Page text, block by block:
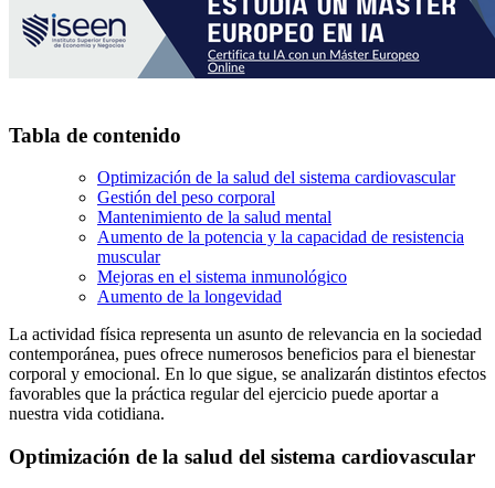
Tabla de contenido
Optimización de la salud del sistema cardiovascular
Gestión del peso corporal
Mantenimiento de la salud mental
Aumento de la potencia y la capacidad de resistencia
muscular
Mejoras en el sistema inmunológico
Aumento de la longevidad
La actividad física representa un asunto de relevancia en la sociedad
contemporánea, pues ofrece numerosos beneficios para el bienestar
corporal y emocional. En lo que sigue, se analizarán distintos efectos
favorables que la práctica regular del ejercicio puede aportar a
nuestra vida cotidiana.
Optimización de la salud del sistema cardiovascular